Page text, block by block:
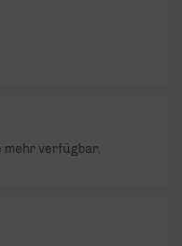
mehr verfügbar.